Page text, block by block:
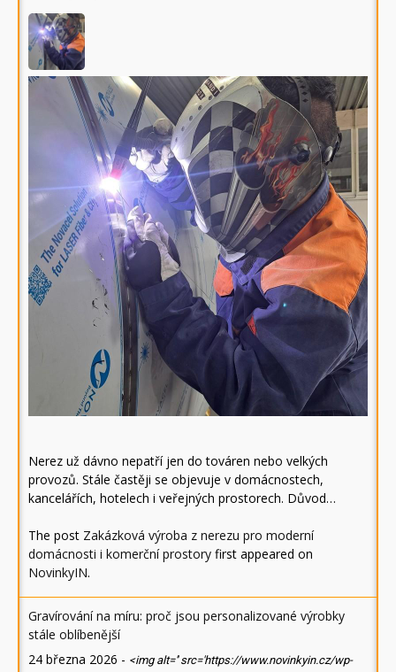
Nerez už dávno nepatří jen do továren nebo velkých
provozů. Stále častěji se objevuje v domácnostech,
kancelářích, hotelech i veřejných prostorech. Důvod…
The post Zakázková výroba z nerezu pro moderní
domácnosti i komerční prostory first appeared on
NovinkyIN.
Gravírování na míru: proč jsou personalizované výrobky
stále oblíbenější
24 března 2026 - <img alt='' src='https://www.novinkyin.cz/wp-